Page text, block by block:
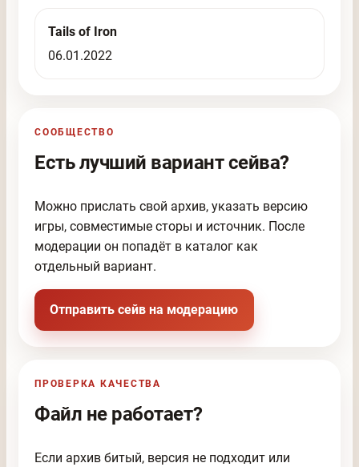
Tails of Iron
06.01.2022
СООБЩЕСТВО
Есть лучший вариант сейва?
Можно прислать свой архив, указать версию
игры, совместимые сторы и источник. После
модерации он попадёт в каталог как
отдельный вариант.
Отправить сейв на модерацию
ПРОВЕРКА КАЧЕСТВА
Файл не работает?
Если архив битый, версия не подходит или